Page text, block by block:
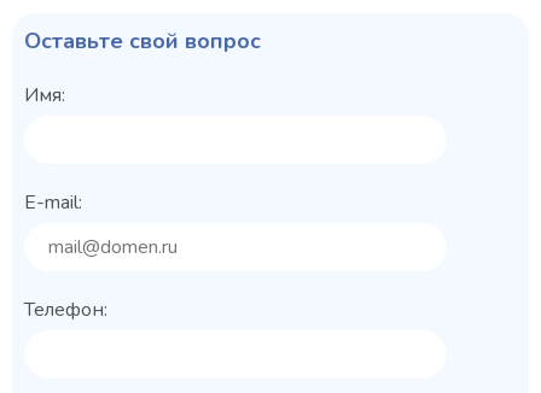
Оставьте свой вопрос
Имя:
E-mail:
Телефон: